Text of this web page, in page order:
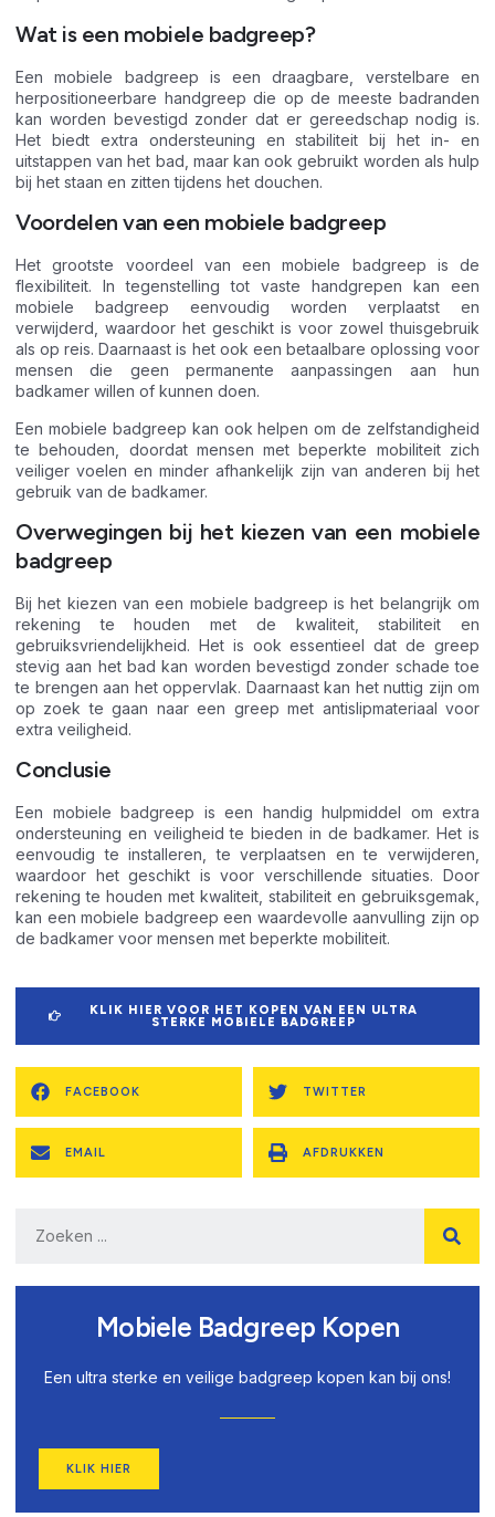
Wat is een mobiele badgreep?
Een mobiele badgreep is een draagbare, verstelbare en
herpositioneerbare handgreep die op de meeste badranden
kan worden bevestigd zonder dat er gereedschap nodig is.
Het biedt extra ondersteuning en stabiliteit bij het in- en
uitstappen van het bad, maar kan ook gebruikt worden als hulp
bij het staan en zitten tijdens het douchen.
Voordelen van een mobiele badgreep
Het grootste voordeel van een mobiele badgreep is de
flexibiliteit. In tegenstelling tot vaste handgrepen kan een
mobiele badgreep eenvoudig worden verplaatst en
verwijderd, waardoor het geschikt is voor zowel thuisgebruik
als op reis. Daarnaast is het ook een betaalbare oplossing voor
mensen die geen permanente aanpassingen aan hun
badkamer willen of kunnen doen.
Een mobiele badgreep kan ook helpen om de zelfstandigheid
te behouden, doordat mensen met beperkte mobiliteit zich
veiliger voelen en minder afhankelijk zijn van anderen bij het
gebruik van de badkamer.
Overwegingen bij het kiezen van een mobiele
badgreep
Bij het kiezen van een mobiele badgreep is het belangrijk om
rekening te houden met de kwaliteit, stabiliteit en
gebruiksvriendelijkheid. Het is ook essentieel dat de greep
stevig aan het bad kan worden bevestigd zonder schade toe
te brengen aan het oppervlak. Daarnaast kan het nuttig zijn om
op zoek te gaan naar een greep met antislipmateriaal voor
extra veiligheid.
Conclusie
Een mobiele badgreep is een handig hulpmiddel om extra
ondersteuning en veiligheid te bieden in de badkamer. Het is
eenvoudig te installeren, te verplaatsen en te verwijderen,
waardoor het geschikt is voor verschillende situaties. Door
rekening te houden met kwaliteit, stabiliteit en gebruiksgemak,
kan een mobiele badgreep een waardevolle aanvulling zijn op
de badkamer voor mensen met beperkte mobiliteit.
KLIK HIER VOOR HET KOPEN VAN EEN ULTRA
STERKE MOBIELE BADGREEP
FACEBOOK TWITTER
EMAIL AFDRUKKEN
Mobiele Badgreep Kopen
Een ultra sterke en veilige badgreep kopen kan bij ons!
KLIK HIER